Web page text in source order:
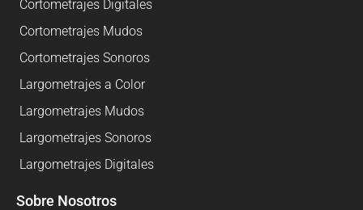
Cortometrajes Digitales
Cortometrajes Mudos
Cortometrajes Sonoros
Largometrajes a Color
Largometrajes Mudos
Largometrajes Sonoros
Largometrajes Digitales
Sobre Nosotros